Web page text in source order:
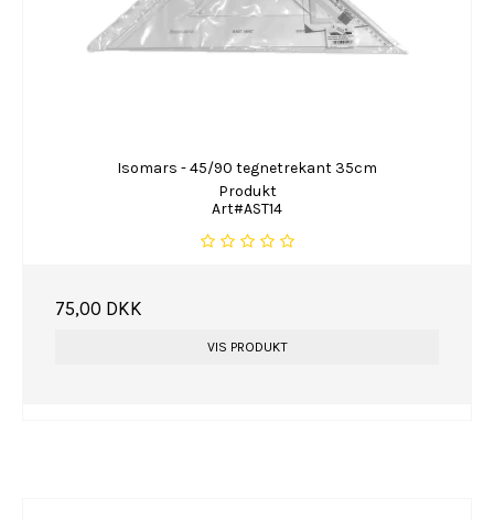
Isomars - 45/90 tegnetrekant 35cm
Produkt
Art#AST14
75,00 DKK
VIS PRODUKT